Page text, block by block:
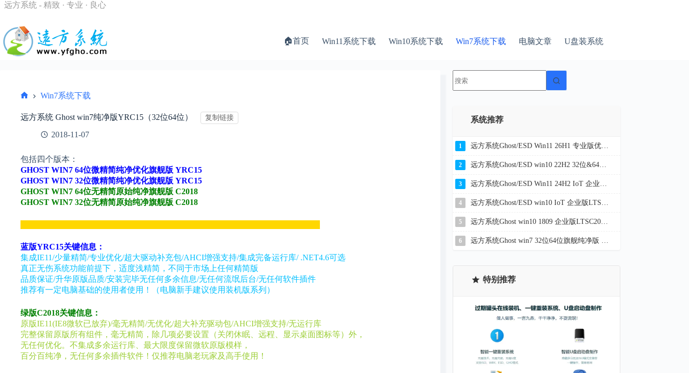
跳
容
远方系统 - 精致 · 专业 · 良心
🏠首页 Win11系统下载 Win10系统下载 Win7系统下载 电脑文章 U盘装系统
页
Win7系统下载
远方系统 Ghost win7纯净版YRC15（32位64位） 复制链接
2018-11-07
包括四个版本：
GHOST WIN7 64位微精简纯净优化旗舰版 YRC15
GHOST WIN7 32位微精简纯净优化旗舰版 YRC15
GHOST WIN7 64位无精简原始纯净旗舰版 C2018
GHOST WIN7 32位无精简原始纯净旗舰版 C2018
蓝版YRC15关键信息：
集成IE11/少量精简/专业优化/超大驱动补充包/AHCI增强支持/集成完备运行库/ .NET4.6可选
真正无伤系统功能前提下，适度浅精简，不同于市场上任何精简版
品质保证/升华原版品质/安装完毕无任何多余信息/无任何流氓后台/无任何软件插件
推荐有一定电脑基础的使用者使用！（电脑新手建议使用装机版系列）
绿版C2018关键信息：
原版IE11(IE8微软已放弃)/毫无精简/无优化/超大补充驱动包/AHCI增强支持/无运行库
完整保留原版所有组件，毫无精简，除几项必要设置（关闭休眠、远程、显示桌面图标等）外，
无任何优化。不集成多余运行库、最大限度保留微软原版模样，
百分百纯净，无任何多余插件软件！仅推荐电脑老玩家及高手使用！
结
系统推荐
1 远方系统Ghost/ESD Win11 26H1 专业版优化纯净版 YR_C7
2 远方系统Ghost/ESD win10 22H2 32位&64位企业版纯净版YR_C20
3 远方系统Ghost/ESD Win11 24H2 IoT 企业版LTSC 纯净版YR_L116
4 远方系统Ghost/ESD win10 IoT 企业版LTSC 21H2 32位&64位纯净版YR_L9
5 远方系统Ghost win10 1809 企业版LTSC2019 32位&64位纯净版2026
6 远方系统Ghost win7 32位64位旗舰纯净版 YR_C22.7
特别推荐